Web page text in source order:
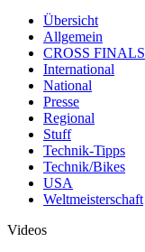
Übersicht
Allgemein
CROSS FINALS
International
National
Presse
Regional
Stuff
Technik-Tipps
Technik/Bikes
USA
Weltmeisterschaft
Videos